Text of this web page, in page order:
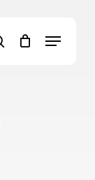
search
Menu